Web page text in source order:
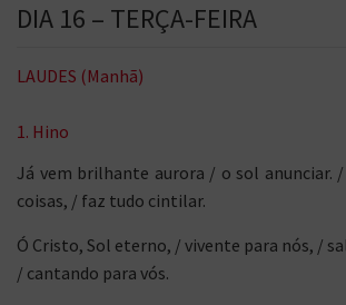
DIA 16 – TERÇA-FEIRA
LAUDES (Manhã)
1. Hino
Já vem brilhante aurora / o sol anunciar. /
coisas, / faz tudo cintilar.
Ó Cristo, Sol eterno, / vivente para nós, /
/ cantando para vós.